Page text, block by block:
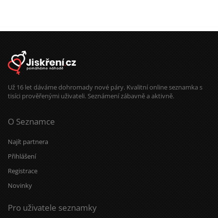
Už 16 let dáváme dohromady nové páry. Kvalitní online seznamka s
tisíci prověřenými uživateli. Seznámení zábavně a aktivně.
O Seznamce
Najít partnera
Přihlášení
Registrace
Novinky
Pro uživatele seznamky